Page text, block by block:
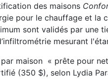
des maisons
pour le chauffage et
sont validés par une
mesurant
maison « prête pour
(350 $), selon Lydia